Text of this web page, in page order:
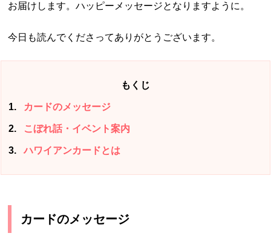
お届けします。ハッピーメッセージとなりますように。
今日も読んでくださってありがとうございます。
もくじ
1 カードのメッセージ
2 こぼれ話・イベント案内
3 ハワイアンカードとは
カードのメッセージ